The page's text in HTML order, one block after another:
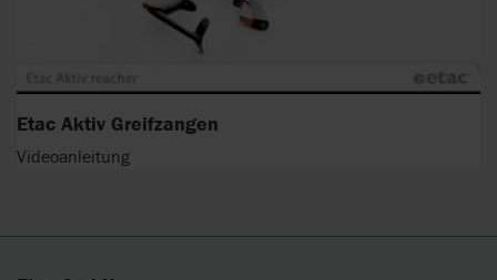
Etac Aktiv Greifzangen
Videoanleitung